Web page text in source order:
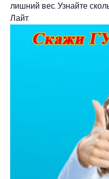
лишний вес. Узнайте
Лайт.